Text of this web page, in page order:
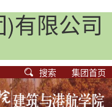
有限公司
搜索 集团首页